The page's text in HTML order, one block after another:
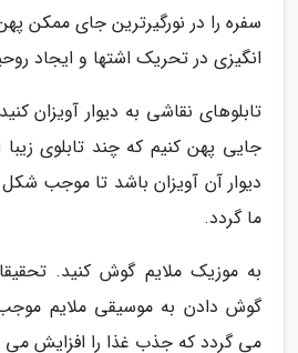
سفره را در نورگیرترین جای ممکن
انگیزی در تحریک اشتها و ایجاد
تابلوهای نقاشی به دیوار آویزان
جایی پهن کنیم که چند تابلوی
دیوار آن آویزان باشد تا موجب
ما گردد.
به موزیک ملایم گوش کنید.
گوش دادن به موسیقی ملایم
می گردد که جذب غذا را افزایش